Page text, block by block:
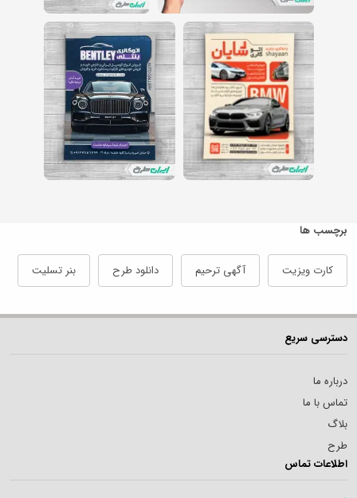
برچسب ها
کارت ویزیت آگهی ترحیم دانلود طرح بنر تسلیت
دسترسی سریع
درباره ما
تماس با ما
بلاگ
طرح
اطلاعات تماس